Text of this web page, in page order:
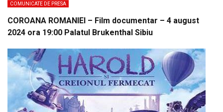
COMUNICATE DE PRESA
COROANA ROMANIEI – Film documentar – 4 august
2024 ora 19:00 Palatul Brukenthal Sibiu